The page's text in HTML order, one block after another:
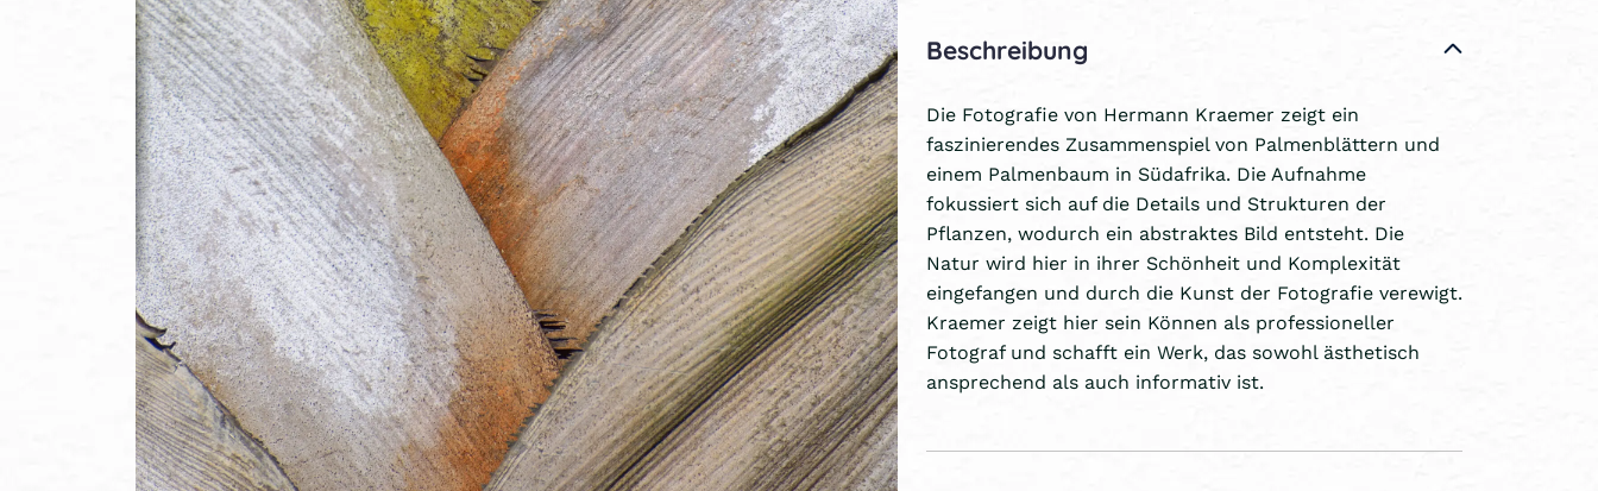
Beschreibung
Die Fotografie von Hermann Kraemer zeigt ein
faszinierendes Zusammenspiel von Palmenblättern und
einem Palmenbaum in Südafrika. Die Aufnahme
fokussiert sich auf die Details und Strukturen der
Pflanzen, wodurch ein abstraktes Bild entsteht. Die
Natur wird hier in ihrer Schönheit und Komplexität
eingefangen und durch die Kunst der Fotografie verewigt.
Kraemer zeigt hier sein Können als professioneller
Fotograf und schafft ein Werk, das sowohl ästhetisch
ansprechend als auch informativ ist.